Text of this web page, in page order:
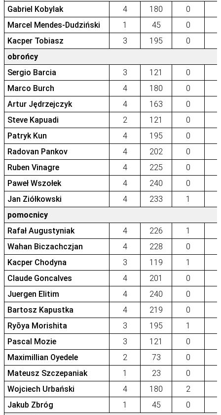
Gabriel Kobylak
4 180 0
Marcel Mendes-Dudziński
1 45 0
Kacper Tobiasz
3 195 0
obrońcy
Sergio Barcia
3 121 0
Marco Burch
4 180 0
Artur Jędrzejczyk
4 163 0
Steve Kapuadi
2 121 0
Patryk Kun
4 195 0
Radovan Pankov
4 202 0
Ruben Vinagre
4 225 0
Paweł Wszołek
4 240 0
Jan Ziółkowski
4 233 1
pomocnicy
Rafał Augustyniak
4 226 1
Wahan Biczachczjan
4 228 0
Kacper Chodyna
3 119 1
Claude Goncalves
4 201 0
Juergen Elitim
4 240 0
Bartosz Kapustka
4 219 0
Ryōya Morishita
3 195 1
Pascal Mozie
3 121 0
Maximillian Oyedele
2 73 0
Mateusz Szczepaniak
1 23 0
Wojciech Urbański
4 180 2
Jakub Zbróg
1 45 0